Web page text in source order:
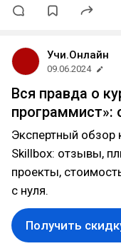
Учи.Онлайн
09.06.2024
Вся правда о
Экспертный обзор
Skillbox: отзывы,
проекты,
с нуля.
Получить